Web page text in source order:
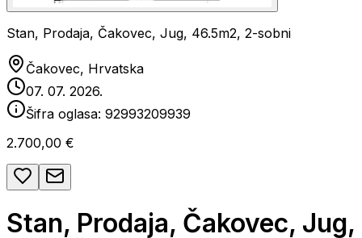
Stan, Prodaja, Čakovec, Jug, 46.5m2, 2-sobni
Čakovec, Hrvatska
07. 07. 2026.
Šifra oglasa: 92993209939
2.700,00 €
Stan, Prodaja, Čakovec, Jug,